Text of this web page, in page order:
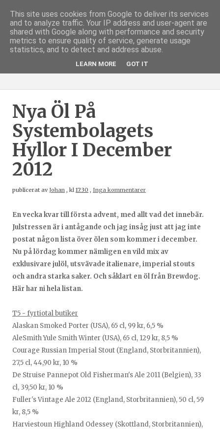
Nya Öl På
Systembolagets
Hyllor I December
2012
publicerat avJohan , kl 17:30 , Inga kommentarer
En vecka kvar till första advent, med allt vad det innebär.
Julstressen är i antågande och jag insåg just att jag inte
postat någon lista över ölen som kommer i december.
Nu på lördag kommer nämligen en vild mix av
exklusivare julöl, utsvävade italienare, imperial stouts
och andra starka saker. Och såklart en öl från Brewdog.
Här har ni hela listan.
T5 - fyrtiotal butiker
Alaskan Smoked Porter (USA), 65 cl, 99 kr, 6,5 %
AleSmith Yule Smith Winter (USA), 65 cl, 129 kr, 8,5 %
Courage Russian Imperial Stout (England, Storbritannien),
27,5 cl, 44,90 kr, 10 %
De Struise Pannepot Old Fisherman's Ale 2011 (Belgien), 33
cl, 39,50 kr, 10 %
Fuller's Vintage Ale 2012 (England, Storbritannien), 50 cl, 59
kr, 8,5 %
Harviestoun Highland Odessey (Skottland, Storbritannien),
This site uses cookies from Google to deliver its services
and to analyze traffic. Your IP address and user-agent are
shared with Google along with performance and security
metrics to ensure quality of service, generate usage
statistics, and to detect and address abuse.
LEARN MORE GOT IT